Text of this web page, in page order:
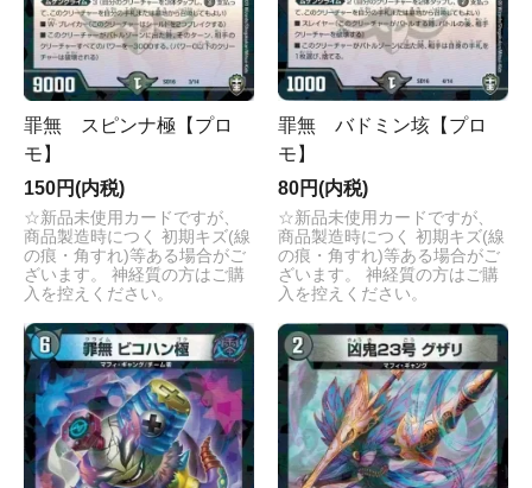
罪無 スピンナ極【プロ
モ】
150円(内税)
☆新品未使用カードですが、
商品製造時につく 初期キズ(線
の痕・角すれ)等ある場合がご
ざいます。 神経質の方はご購
入を控えください。
罪無 バドミン垓【プロ
モ】
80円(内税)
☆新品未使用カードですが、
商品製造時につく 初期キズ(線
の痕・角すれ)等ある場合がご
ざいます。 神経質の方はご購
入を控えください。